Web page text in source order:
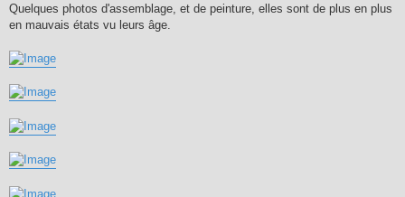
g
Quelques photos d'assemblage, et de peinture, elles sont de plus en plus
en mauvais états vu leurs âge.